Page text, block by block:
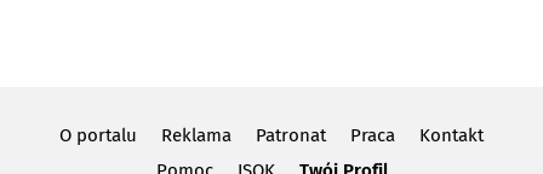
O portalu Reklama Patronat Praca
Kontakt